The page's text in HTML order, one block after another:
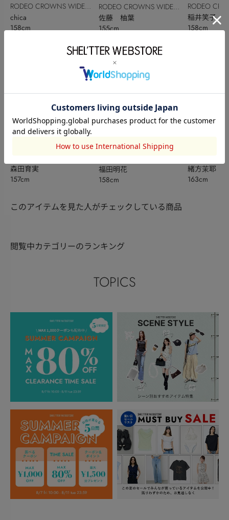
RODEO CROWNS WIDE
BOWL
chica
158cm
BOWL
森田育実
157cm
RODEO CROWNS WIDE
BOWL
佐藤 柚葉
155cm
BOWL
福田明花
158cm
RODEO
BOWL
稲井笑子
158cm
BOWL
緒方茉耶
163cm
このアイテムを見た人がチェックしている商品
閲覧中カテゴリーのランキング
TOPICS